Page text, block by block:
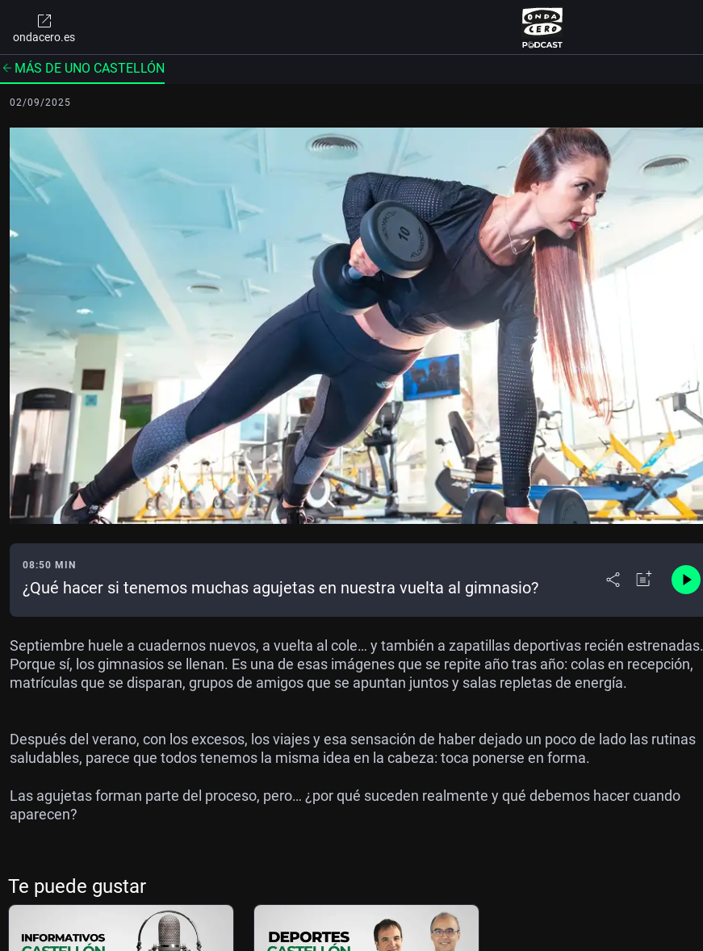
ondacero.es
MÁS DE UNO CASTELLÓN
02/09/2025
08:50 MIN
¿Qué hacer si tenemos muchas agujetas en nuestra vuelta al gimnasio?
Septiembre huele a cuadernos nuevos, a vuelta al cole… y también a zapatillas deportivas recién estrenadas.
Porque sí, los gimnasios se llenan. Es una de esas imágenes que se repite año tras año: colas en recepción,
matrículas que se disparan, grupos de amigos que se apuntan juntos y salas repletas de energía.
Después del verano, con los excesos, los viajes y esa sensación de haber dejado un poco de lado las rutinas
saludables, parece que todos tenemos la misma idea en la cabeza: toca ponerse en forma.
Las agujetas forman parte del proceso, pero… ¿por qué suceden realmente y qué debemos hacer cuando
aparecen?
Te puede gustar